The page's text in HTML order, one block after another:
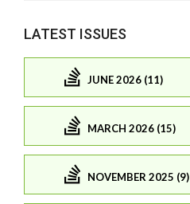
LATEST ISSUES
JUNE 2026 (11)
MARCH 2026 (15)
NOVEMBER 2025 (9)